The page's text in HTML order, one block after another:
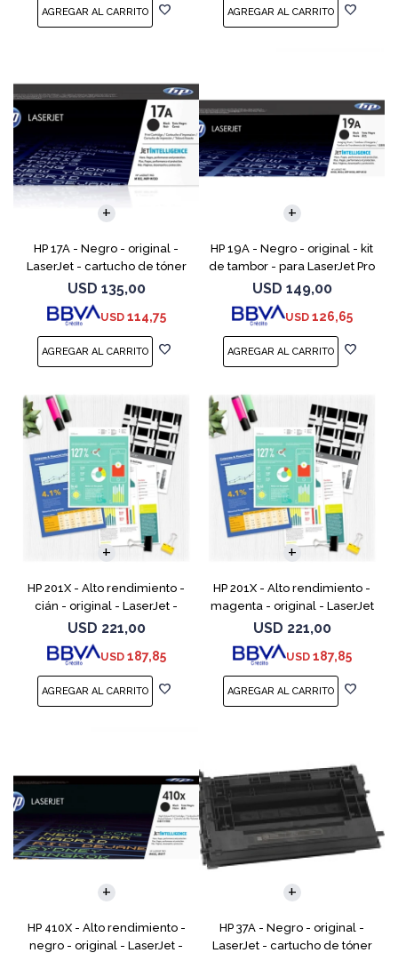
HP 17A - Negro - original -
LaserJet - cartucho de tóner
(CF217A) - para LaserJet Pro
M102a, M102w, MFP M130a,
MFP M130fn, MFP M
USD 135,00
USD 114,75
HP 19A - Negro - original - kit
de tambor - para LaserJet Pro
M102, M104, MFP M130, MFP
M132
USD 149,00
USD 126,65
HP 201X - Alto rendimiento -
cián - original - LaserJet -
cartucho de tóner (CF401X) -
para Color LaserJet Pro
M252dn, M252dw, M
USD 221,00
USD 187,85
HP 201X - Alto rendimiento -
magenta - original - LaserJet
- cartucho de tóner (CF403X)
- para Color LaserJet Pro
M252dn, M252dw
USD 221,00
USD 187,85
HP 410X - Alto rendimiento -
negro - original - LaserJet -
HP 37A - Negro - original -
LaserJet - cartucho de tóner